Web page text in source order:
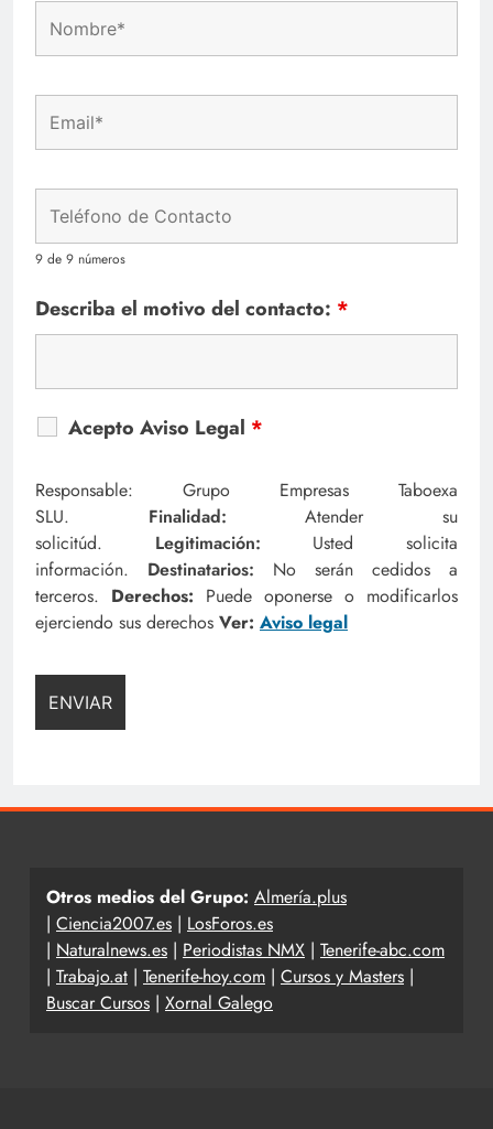
9 de 9 números
Describa el motivo del contacto: *
Acepto Aviso Legal *
Responsable: Grupo Empresas Taboexa
SLU. Finalidad:Atender su
solicitúd. Legitimación: Usted solicita
información. Destinatarios: No serán cedidos a
terceros. Derechos: Puede oponerse o modificarlos
ejerciendo sus derechos Ver: Aviso legal
Otros medios del Grupo: Almería.plus
| Ciencia2007.es | LosForos.es
| Naturalnews.es | Periodistas NMX | Tenerife-abc.com
| Trabajo.at | Tenerife-hoy.com | Cursos y Masters |
Buscar Cursos | Xornal Galego